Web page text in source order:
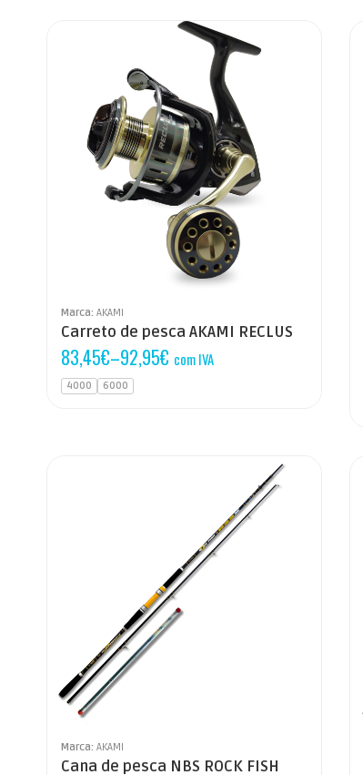
Marca: AKAMI
Carreto de pesca AKAMI RECLUS
83,45€–92,95€ com IVA
4000 6000
Marca: AKAMI
Cana de pesca NBS ROCK FISH